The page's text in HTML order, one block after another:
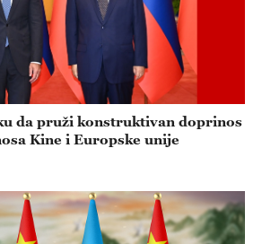
da pruži konstruktivan doprinos
Kine i Europske unije